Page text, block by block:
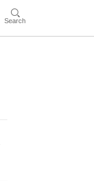
Search